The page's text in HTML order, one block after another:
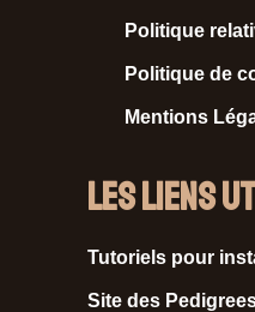
Politique
Politique de
Mentions
Les liens
Tutoriels pour
Site des